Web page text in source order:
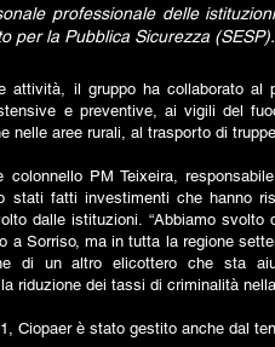
professionale delle
per la Pubblica Sicurezza (SESP).
attività, il gruppo ha collaborato al
e preventive, ai vigili del
nelle aree rurali, al trasporto di
colonnello PM Teixeira,
stati fatti investimenti che hanno
dalle istituzioni. “Abbiamo
a Sorriso, ma in tutta la regione
di un altro elicottero che sta
riduzione dei tassi di criminalità
Ciopaer è stato gestito anche dal